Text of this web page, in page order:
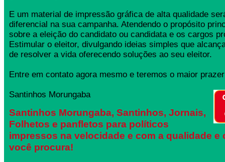
E um material de impressão gráfica de alta qualidade
diferencial na sua campanha. Atendendo o propósito
sobre a eleição do candidato ou candidata e os cargos
Estimular o eleitor, divulgando ideias simples que
de resolver a vida oferecendo soluções ao seu eleitor.
Entre em contato agora mesmo e teremos o maior
Santinhos Morungaba
Santinhos Morungaba, Santinhos, Jornais,
Folhetos e panfletos para políticos
impressos na velocidade e com a qualidade e
você procura!